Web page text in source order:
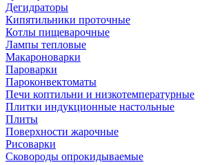
Дегидраторы
Кипятильники проточные
Котлы пищеварочные
Лампы тепловые
Макароноварки
Пароварки
Пароконвектоматы
Печи коптильни и низкотемпературные
Плитки индукционные настольные
Плиты
Поверхности жарочные
Рисоварки
Сковороды опрокидываемые